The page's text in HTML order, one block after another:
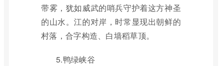
带雾，犹如威武的哨兵守护着这方神圣
的山水。江的对岸，时常显现出朝鲜的
村落，合字构造、白墙稻草顶。
5.鸭绿峡谷